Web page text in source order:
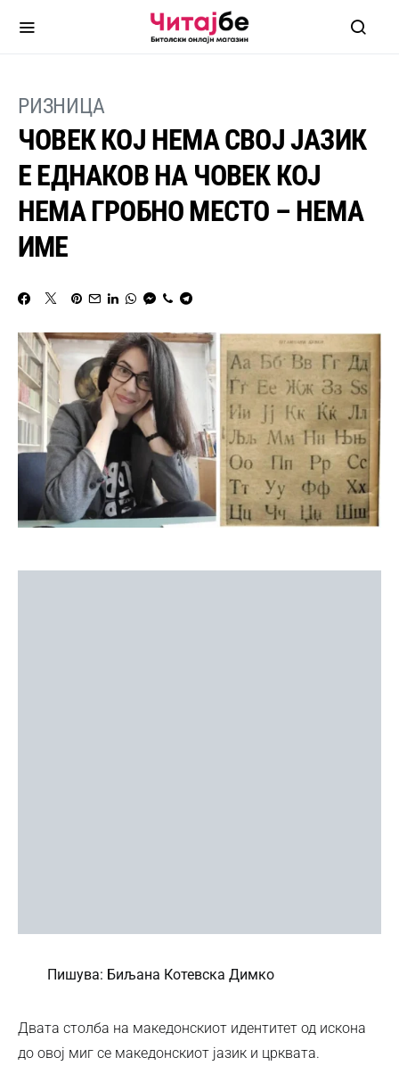
РИЗНИЦА
ЧОВЕК КОЈ НЕМА СВОЈ ЈАЗИК
Е ЕДНАКОВ НА ЧОВЕК КОЈ
НЕМА ГРОБНО МЕСТО – НЕМА
ИМЕ
Пишува: Биљана Котевска Димко
Двата столба на македонскиот идентитет од искона
до овој миг се македонскиот јазик и црквата.